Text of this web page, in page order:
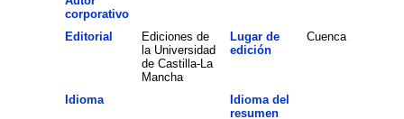
corporativo
Editorial
Ediciones de
la Universidad
de Castilla-La
Mancha
Lugar de
edición
Cuenca
Idioma
Idioma del
resumen